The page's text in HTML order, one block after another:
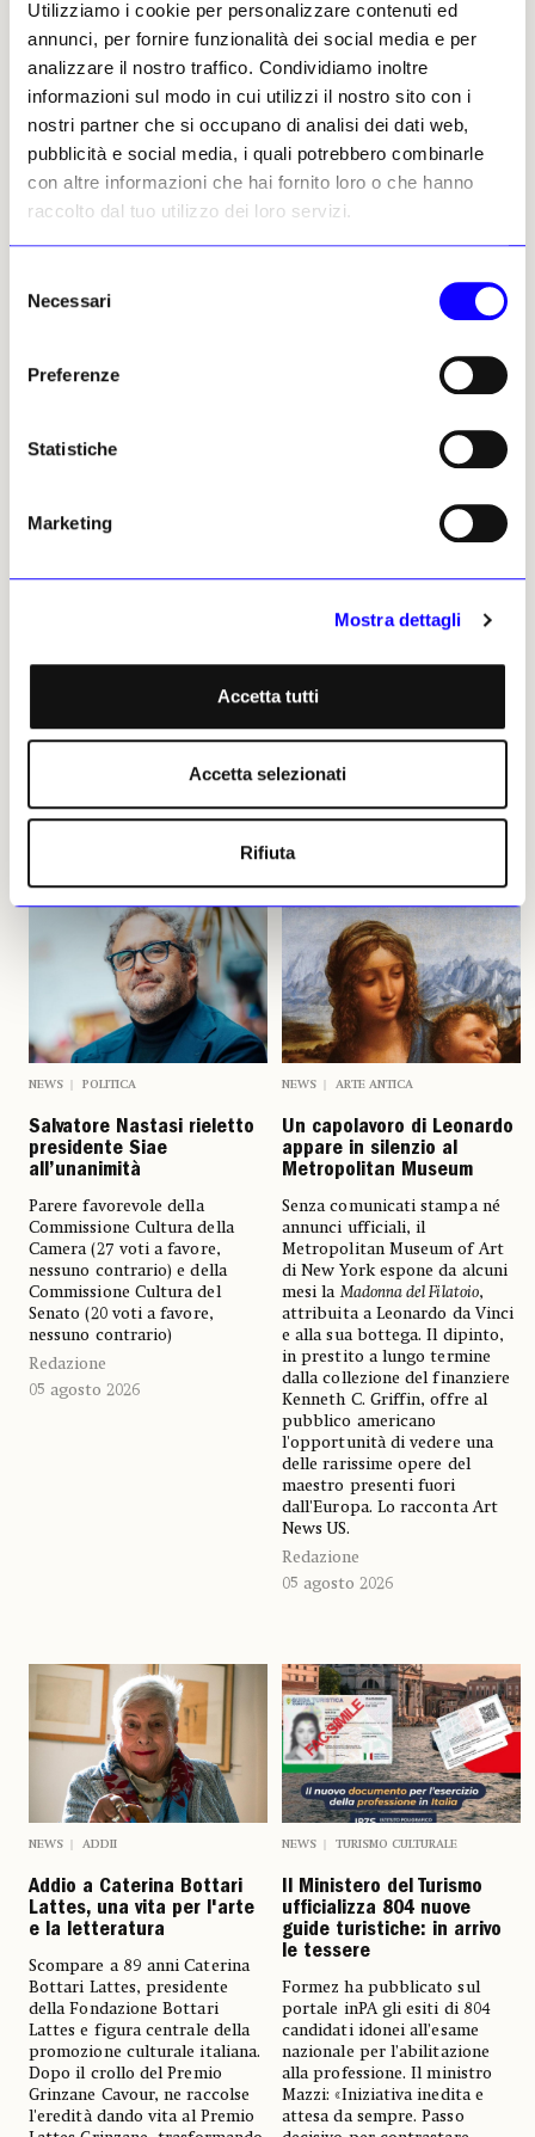
Utilizziamo i cookie per personalizzare contenuti ed
annunci, per fornire funzionalità dei social media e per
analizzare il nostro traffico. Condividiamo inoltre
informazioni sul modo in cui utilizzi il nostro sito con i
nostri partner che si occupano di analisi dei dati web,
pubblicità e social media, i quali potrebbero combinarle
con altre informazioni che hai fornito loro o che hanno
raccolto dal tuo utilizzo dei loro servizi.
delNecessari
Preferenze
Statistiche
Marketing
Mostra dettagli
Accetta tutti
Accetta selezionati
Rifiuta
incidendo il passaggio generazionale della
ricchezza sul mercato dell’arte? Quale
cambiamento dovrebbe avvenire subito per
rendere il sistema più sostenibile?
Parlando sempre per noi, esiste, e si sta radicando negli
ultimi anni, un nuovo collezionismo giovane sia italiano
che estero che colleziona per amore e passione. Il
passaggio generazionale sta incidendo tantissimo. C’è
una nuova ricchezza «giovane» che sta iniziando a
strada di «nuovo collezionismo» saranno destinate a
chiudere. Non so dare una risposta precisa ma, come
italiano (molto differente dall’estero) sarebbe quello di
proprie collezioni) da parte delle istituzioni italiane.
Redazione, 07 luglio 2026 | ©
Riproduzione riservata
Leggi i suoi articoli
Altri articoli dell'autore
NEWS POLITICA
Salvatore Nastasi rieletto
presidente Siae
all’unanimità
Parere favorevole della
Commissione Cultura della
Camera (27 voti a favore,
nessuno contrario) e della
Commissione Cultura del
Senato (20 voti a favore,
nessuno contrario)
Redazione
05 agosto 2026
NEWS ARTE ANTICA
Un capolavoro di Leonardo
appare in silenzio al
Metropolitan Museum
Senza comunicati stampa né
annunci ufficiali, il
Metropolitan Museum of Art
di New York espone da alcuni
mesi la Madonna del Filatoio,
attribuita a Leonardo da Vinci
e alla sua bottega. Il dipinto,
in prestito a lungo termine
dalla collezione del finanziere
Kenneth C. Griffin, offre al
pubblico americano
l'opportunità di vedere una
delle rarissime opere del
maestro presenti fuori
dall'Europa. Lo racconta Art
News US.
Redazione
05 agosto 2026
NEWS ADDII
Addio a Caterina Bottari
Lattes, una vita per l'arte
e la letteratura
Scompare a 89 anni Caterina
Bottari Lattes, presidente
della Fondazione Bottari
Lattes e figura centrale della
promozione culturale italiana.
Dopo il crollo del Premio
Grinzane Cavour, ne raccolse
l'eredità dando vita al Premio
NEWS TURISMO CULTURALE
Il Ministero del Turismo
ufficializza 804 nuove
guide turistiche: in arrivo
le tessere
Formez ha pubblicato sul
portale inPA gli esiti di 804
candidati idonei all’esame
nazionale per l’abilitazione
alla professione. Il ministro
Mazzi: «Iniziativa inedita e
attesa da sempre. Passo